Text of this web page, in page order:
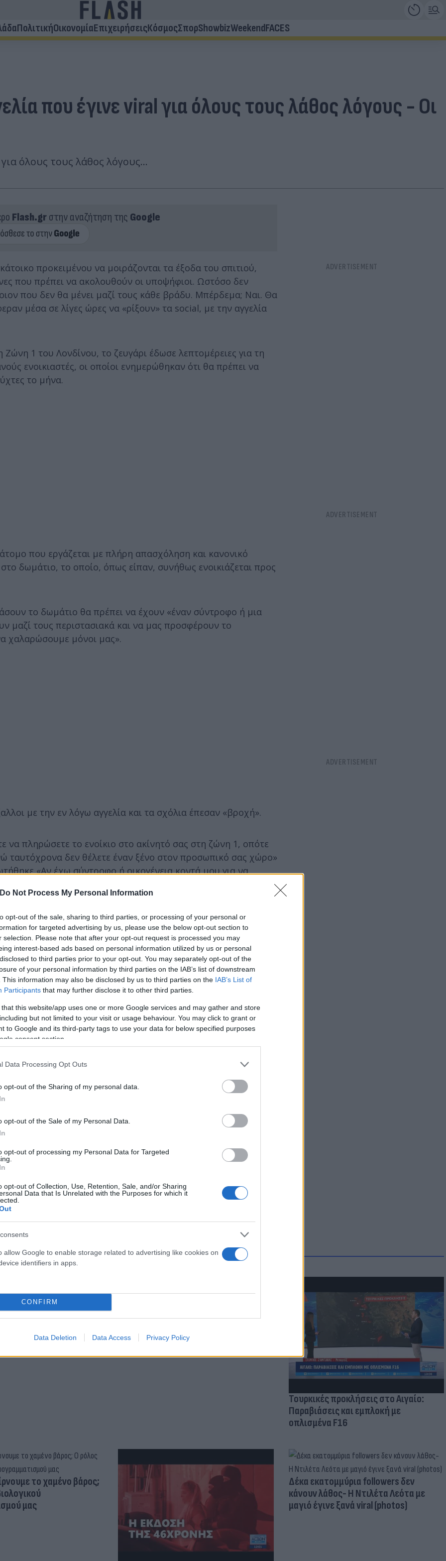
Do Not Process My Personal Information
opt-out of the sale, sharing to third parties, or processing of your personal or
for targeted advertising by us, please use the below opt-out section to
selection. Please note that after your opt-out request is processed you may
interest-based ads based on personal information utilized by us or personal
to third parties prior to your opt-out. You may separately opt-out of the
of your personal information by third parties on the IAB’s list of downstream
This information may also be disclosed by us to third parties on the IAB’s List of
Participants that may further disclose it to other third parties.
that this website/app uses one or more Google services and may gather and store
but not limited to your visit or usage behaviour. You may click to grant or
to Google and its third-party tags to use your data for below specified purposes
consent section.
Data Processing Opt Outs
opt-out of the Sharing of my personal data.
opt-out of the Sale of my Personal Data.
opt-out of processing my Personal Data for Targeted
opt-out of Collection, Use, Retention, Sale, and/or Sharing
Data that Is Unrelated with the Purposes for which it
allow Google to enable storage related to advertising like cookies on
identifiers in apps.
CONFIRM
Data Deletion Data Access Privacy Policy
ΠολιτικήΟικονομίαΕπιχειρήσειςΚόσμοςΣπορShowbizWeekendFACES
που έγινε viral για όλους τους λάθος λόγους - Οι
όλους τους λάθος λόγους...
Flash.grστην αναζήτηση της Google
προκειμένου να μοιράζονται τα έξοδα του σπιτιού,
που πρέπει να ακολουθούν οι υποψήφιοι. Ωστόσο δεν
που δεν θα μένει μαζί τους κάθε βράδυ. Μπέρδεμα; Ναι. Θα
μέσα σε λίγες ώρες να «ρίξουν» τα social, με την αγγελία
1 του Λονδίνου, το ζευγάρι έδωσε λεπτομέρειες για τη
ενοικιαστές, οι οποίοι ενημερώθηκαν ότι θα πρέπει να
το μήνα.
που εργάζεται με πλήρη απασχόληση και κανονικό
δωμάτιο, το οποίο, όπως είπαν, συνήθως ενοικιάζεται προς
το δωμάτιο θα πρέπει να έχουν «έναν σύντροφο ή μια
μαζί τους περιστασιακά και να μας προσφέρουν το
χαλαρώσουμε μόνοι μας».
με την εν λόγω αγγελία και τα σχόλια έπεσαν «βροχή».
να πληρώσετε το ενοίκιο στο ακίνητό σας στη ζώνη 1, οπότε
ταυτόχρονα δεν θέλετε έναν ξένο στον προσωπικό σας χώρο»
«Αν έχω σύντροφο ή οικογένεια κοντά μου για να
αντί σε αυτούς;».
Flash.grστην αναζήτηση τηςGoogle
Αγγελία για πρόσληψη υπευθύνου επικοινωνίας
διακοπές και μισθό 160.000 ευρώ
καταστήματος με δωρεάν τους πρώτους 6 μήνες
ενοίκιο 820 ευρώ - Η αγγελία «ευκαιρία» που έγινε
στην παρουσίαση του
κόσμου στο γήπεδο
«τέλειο» δέρμα αποτελεί πρόβλημα
ψυχικής υγείας
Τουρκικές προκλήσεις στο Αιγαίο:
Παραβιάσεις και εμπλοκή με
οπλισμένα F16
το χαμένο βάρος;
μας
Δέκα εκατομμύρια followers δεν
κάνουν λάθος- Η Ντιλέτα Λεότα με
μαγιό έγινε ξανά viral (photos)